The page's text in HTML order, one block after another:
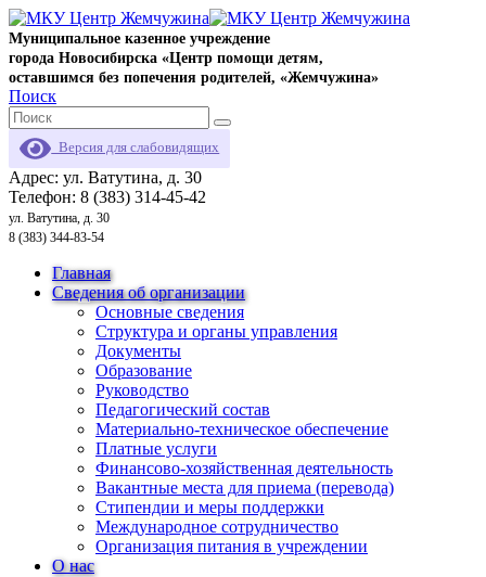
Муниципальное казенное учреждение
города Новосибирска «Центр помощи детям,
оставшимся без попечения родителей, «Жемчужина»
Поиск
Версия для слабовидящих
Адрес: ул. Ватутина, д. 30
Телефон: 8 (383) 314-45-42
ул. Ватутина, д. 30
8 (383) 344-83-54
Главная
Сведения об организации
Основные сведения
Структура и органы управления
Документы
Образование
Руководство
Педагогический состав
Материально-техническое обеспечение
Платные услуги
Финансово-хозяйственная деятельность
Вакантные места для приема (перевода)
Стипендии и меры поддержки
Международное сотрудничество
Организация питания в учреждении
О нас